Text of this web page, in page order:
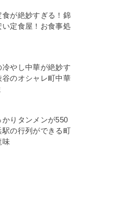
食が絶妙すぎる！錦
い定食屋！お食事処
冷やし中華が絶妙す
谷のオシャレ町中華
かりタンメンが550
駅の行列ができる町
味